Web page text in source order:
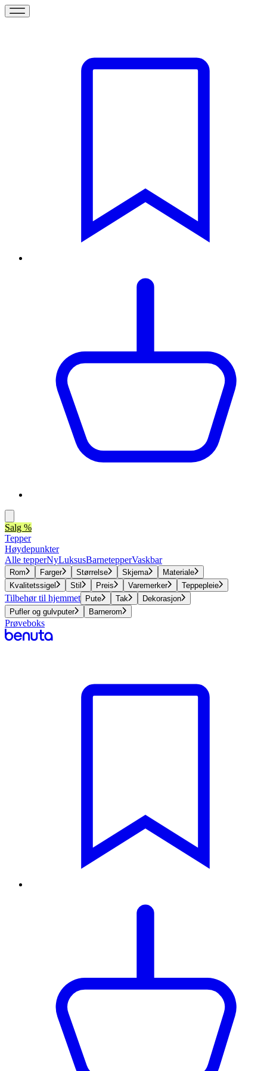
Salg %
Tepper
Høydepunkter
Alle tepperNyLuksusBarnetepperVaskbar
Rom Farger Størrelse Skjema
Materiale
Kvalitetssigel
Stil Preis Varemerker Teppepleie
Tilbehør til hjemmet Pute Tak
Dekorasjon
Pufler og gulvputer
Barnerom
Prøveboks